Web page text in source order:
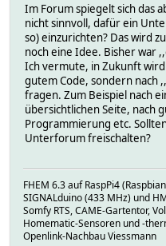
Im Forum spiegelt sich das
nicht sinnvoll, dafür ein
so) einzurichten? Das wird
noch eine Idee. Bisher war
Ich vermute, in Zukunft
gutem Code, sondern nach
fragen. Zum Beispiel nach
übersichtlichen Seite, nach
Programmierung etc.
Unterforum freischalten?
FHEM 6.3 auf RaspPi4
SIGNALduino (433 MHz) und
Somfy RTS, CAME-Gartentor,
Homematic-Sensoren und -
Openlink-Nachbau Viessmann